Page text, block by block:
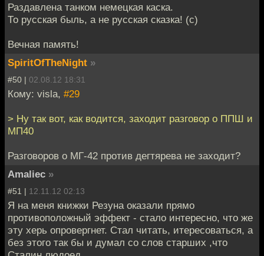
Раздавлена танком немецкая каска.
То русская быль, а не русская сказка! (с)
Вечная память!
SpiritOfTheNight »
#50 | 02.08.12 18:31
Кому: visla, #29
> Ну так вот, как водится, заходит разговор о ППШ и
МП40
Разговоров о МГ-42 против дегтярева не заходит?
Amaliec »
#51 | 12.11.12 02:13
Я на меня книжки Резуна оказали прямо
противоположный эффект - стало интересно, что же
эту херь опровергнет. Стал читать, итересоваться, а
без этого так бы и думал со слов старших ,что